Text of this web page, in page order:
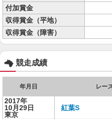
付加賞金
収得賞金（平地）
収得賞金（障害）
競走成績
年月日 レー
2017年
10月29日
東京
紅葉S